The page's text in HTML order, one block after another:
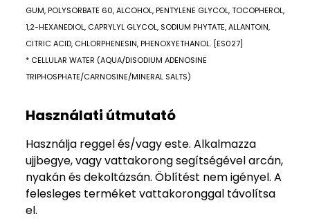
GUM, POLYSORBATE 60, ALCOHOL, PENTYLENE GLYCOL, TOCOPHEROL,
1,2-HEXANEDIOL, CAPRYLYL GLYCOL, SODIUM PHYTATE, ALLANTOIN,
CITRIC ACID, CHLORPHENESIN, PHENOXYETHANOL. [ES027]
* CELLULAR WATER (AQUA/DISODIUM ADENOSINE
TRIPHOSPHATE/CARNOSINE/MINERAL SALTS)
Használati útmutató
Használja reggel és/vagy este. Alkalmazza
ujjbegye, vagy vattakorong segítségével arcán,
nyakán és dekoltázsán. Öblítést nem igényel. A
felesleges terméket vattakoronggal távolítsa
el.